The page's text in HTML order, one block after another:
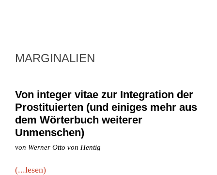
MARGINALIEN
Von integer vitae zur Integration der
Prostituierten (und einiges mehr aus
dem Wörterbuch weiterer
Unmenschen)
von Werner Otto von Hentig
(...lesen)